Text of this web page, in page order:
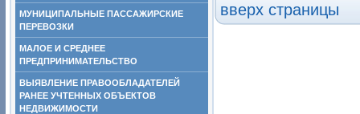
МУНИЦИПАЛЬНЫЕ ПАССАЖИРСКИЕ
ПЕРЕВОЗКИ
МАЛОЕ И СРЕДНЕЕ
ПРЕДПРИНИМАТЕЛЬСТВО
ВЫЯВЛЕНИЕ ПРАВООБЛАДАТЕЛЕЙ
РАНЕЕ УЧТЕННЫХ ОБЪЕКТОВ
НЕДВИЖИМОСТИ
вверх страницы